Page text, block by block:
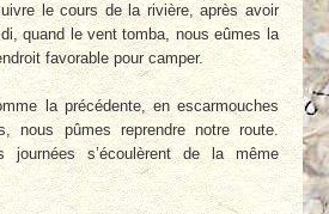
le cours de la rivière, après avoir
quand le vent tomba, nous eûmes la
favorable pour camper.
la précédente, en escarmouches
nous pûmes reprendre notre route.
journées s’écoulèrent de la même